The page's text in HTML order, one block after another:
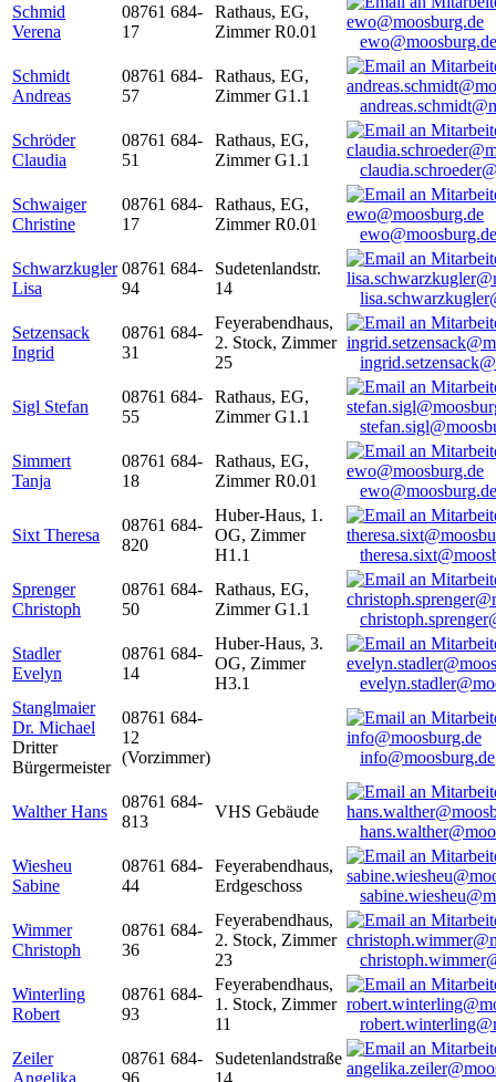
Schmid
Verena
08761 684-
17
Rathaus, EG,
Zimmer R0.01
ewo@moosburg.de
Schmidt
Andreas
08761 684-
57
Rathaus, EG,
Zimmer G1.1
Schröder
Claudia
08761 684-
51
Rathaus, EG,
Zimmer G1.1
Schwaiger
Christine
08761 684-
17
Rathaus, EG,
Zimmer R0.01
ewo@moosburg.de
Schwarzkugler
Lisa
08761 684-
94
Sudetenlandstr.
14
Setzensack
Ingrid
08761 684-
31
Feyerabendhaus,
2. Stock, Zimmer
25
Sigl Stefan
08761 684-
55
Rathaus, EG,
Zimmer G1.1
Simmert
Tanja
08761 684-
18
Rathaus, EG,
Zimmer R0.01
ewo@moosburg.de
Sixt Theresa
08761 684-
820
Huber-Haus, 1.
OG, Zimmer
H1.1
Sprenger
Christoph
08761 684-
50
Rathaus, EG,
Zimmer G1.1
Stadler
Evelyn
08761 684-
14
Huber-Haus, 3.
OG, Zimmer
H3.1
Stanglmaier
Dr. Michael
Dritter
Bürgermeister
08761 684-
12
(Vorzimmer)
info@moosburg.de
Walther Hans
08761 684-
813
VHS Gebäude
Wiesheu
Sabine
08761 684-
44
Feyerabendhaus,
Erdgeschoss
Wimmer
Christoph
08761 684-
36
Feyerabendhaus,
2. Stock, Zimmer
23
Winterling
Robert
08761 684-
93
Feyerabendhaus,
1. Stock, Zimmer
11
Zeiler
Angelika
08761 684-
96
Sudetenlandstraße
14